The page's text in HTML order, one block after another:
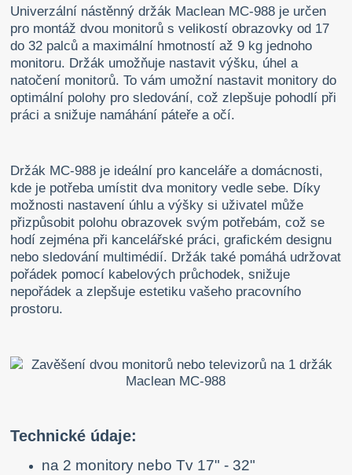
Univerzální nástěnný držák Maclean MC-988 je určen
pro montáž dvou monitorů s velikostí obrazovky od 17
do 32 palců a maximální hmotností až 9 kg jednoho
monitoru. Držák umožňuje nastavit výšku, úhel a
natočení monitorů. To vám umožní nastavit monitory do
optimální polohy pro sledování, což zlepšuje pohodlí při
práci a snižuje namáhání páteře a očí.
Držák MC-988 je ideální pro kanceláře a domácnosti,
kde je potřeba umístit dva monitory vedle sebe. Díky
možnosti nastavení úhlu a výšky si uživatel může
přizpůsobit polohu obrazovek svým potřebám, což se
hodí zejména při kancelářské práci, grafickém designu
nebo sledování multimédií. Držák také pomáhá udržovat
pořádek pomocí kabelových průchodek, snižuje
nepořádek a zlepšuje estetiku vašeho pracovního
prostoru.
Technické údaje:
na 2 monitory nebo Tv 17" - 32"